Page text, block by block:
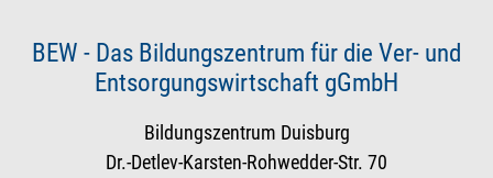
BEW - Das Bildungszentrum für die Ver- und
Entsorgungswirtschaft gGmbH
Bildungszentrum Duisburg
Dr.-Detlev-Karsten-Rohwedder-Str. 70